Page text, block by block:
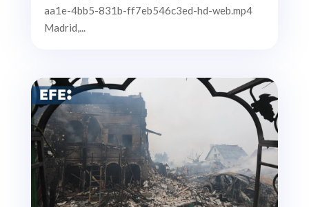
aa1e-4bb5-831b-ff7eb546c3ed-hd-web.mp4
Madrid,...